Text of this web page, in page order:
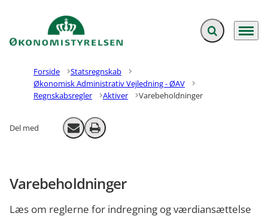
Gå til forsiden Fold søgefelt ud
Menu
Forside
Statsregnskab
Økonomisk Administrativ Vejledning - ØAV
Regnskabsregler
Aktiver Varebeholdninger
Del med Send email
Print
Varebeholdninger
Læs om reglerne for indregning og værdiansættelse